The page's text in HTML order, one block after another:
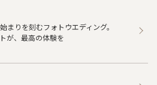
まりを刻むフォトウエディング。
が、最高の体験を